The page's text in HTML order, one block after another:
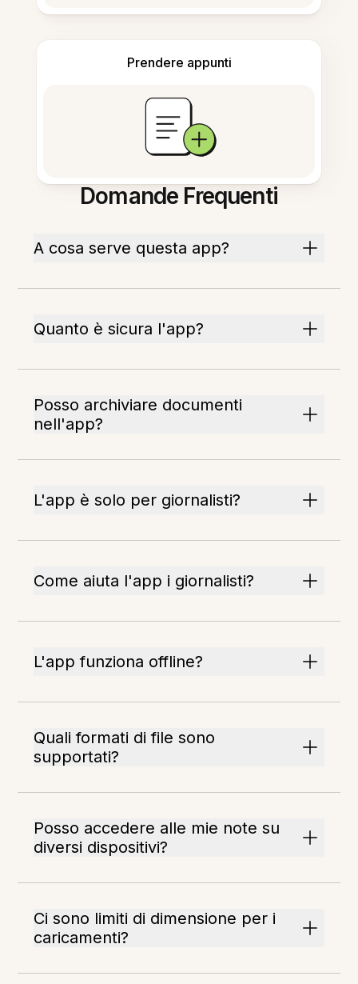
Prendere appunti
Domande Frequenti
A cosa serve questa app?
Quanto è sicura l'app?
Posso archiviare documenti
nell'app?
L'app è solo per giornalisti?
Come aiuta l'app i giornalisti?
L'app funziona offline?
Quali formati di file sono
supportati?
Posso accedere alle mie note su
diversi dispositivi?
Ci sono limiti di dimensione per i
caricamenti?